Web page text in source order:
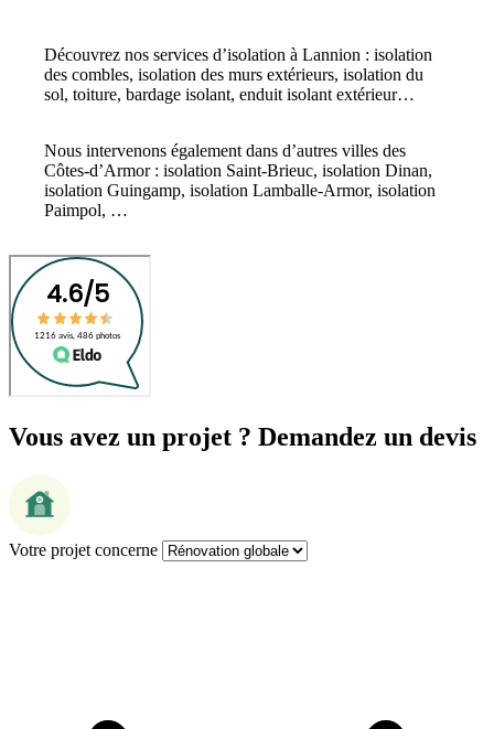
Découvrez nos services d’isolation à Lannion : isolation
des combles, isolation des murs extérieurs, isolation du
sol, toiture, bardage isolant, enduit isolant extérieur…
Nous intervenons également dans d’autres villes des
Côtes-d’Armor : isolation Saint-Brieuc, isolation Dinan,
isolation Guingamp, isolation Lamballe-Armor, isolation
Paimpol, …
Vous avez un projet ? Demandez un devis
Votre projet concerne